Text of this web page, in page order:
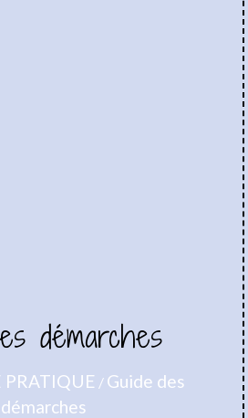
démarches
PRATIQUE / Guide des
démarches